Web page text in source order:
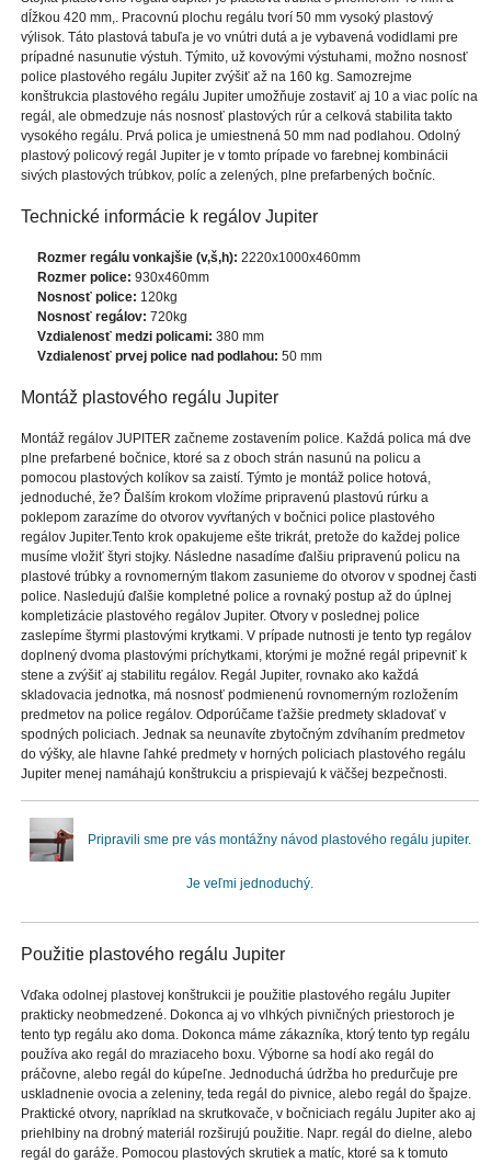
dĺžkou 420 mm,. Pracovnú plochu regálu tvorí 50 mm vysoký plastový
výlisok. Táto plastová tabuľa je vo vnútri dutá a je vybavená vodidlami pre
prípadné nasunutie výstuh. Týmito, už kovovými výstuhami, možno nosnosť
police plastového regálu Jupiter zvýšiť až na 160 kg. Samozrejme
konštrukcia plastového regálu Jupiter umožňuje zostaviť aj 10 a viac políc na
regál, ale obmedzuje nás nosnosť plastových rúr a celková stabilita takto
vysokého regálu. Prvá polica je umiestnená 50 mm nad podlahou. Odolný
plastový policový regál Jupiter je v tomto prípade vo farebnej kombinácii
sivých plastových trúbkov, políc a zelených, plne prefarbených bočníc.
Technické informácie k regálov Jupiter
Rozmer regálu vonkajšie (v,š,h): 2220x1000x460mm
Rozmer police: 930x460mm
Nosnosť police: 120kg
Nosnosť regálov: 720kg
Vzdialenosť medzi policami: 380 mm
Vzdialenosť prvej police nad podlahou: 50 mm
Montáž plastového regálu Jupiter
Montáž regálov JUPITER začneme zostavením police. Každá polica má dve
plne prefarbené bočnice, ktoré sa z oboch strán nasunú na policu a
pomocou plastových kolíkov sa zaistí. Týmto je montáž police hotová,
jednoduché, že? Ďalším krokom vložíme pripravenú plastovú rúrku a
poklepom zarazíme do otvorov vyvŕtaných v bočnici police plastového
regálov Jupiter.Tento krok opakujeme ešte trikrát, pretože do každej police
musíme vložiť štyri stojky. Následne nasadíme ďalšiu pripravenú policu na
plastové trúbky a rovnomerným tlakom zasunieme do otvorov v spodnej časti
police. Nasledujú ďalšie kompletné police a rovnaký postup až do úplnej
kompletizácie plastového regálov Jupiter. Otvory v poslednej police
zaslepíme štyrmi plastovými krytkami. V prípade nutnosti je tento typ regálov
doplnený dvoma plastovými príchytkami, ktorými je možné regál pripevniť k
stene a zvýšiť aj stabilitu regálov. Regál Jupiter, rovnako ako každá
skladovacia jednotka, má nosnosť podmienenú rovnomerným rozložením
predmetov na police regálov. Odporúčame ťažšie predmety skladovať v
spodných policiach. Jednak sa neunavíte zbytočným zdvíhaním predmetov
do výšky, ale hlavne ľahké predmety v horných policiach plastového regálu
Jupiter menej namáhajú konštrukciu a prispievajú k väčšej bezpečnosti.
Pripravili sme pre vás montážny návod plastového regálu jupiter.
Je veľmi jednoduchý.
Použitie plastového regálu Jupiter
Vďaka odolnej plastovej konštrukcii je použitie plastového regálu Jupiter
prakticky neobmedzené. Dokonca aj vo vlhkých pivničných priestoroch je
tento typ regálu ako doma. Dokonca máme zákazníka, ktorý tento typ regálu
používa ako regál do mraziaceho boxu. Výborne sa hodí ako regál do
práčovne, alebo regál do kúpeľne. Jednoduchá údržba ho predurčuje pre
uskladnenie ovocia a zeleniny, teda regál do pivnice, alebo regál do špajze.
Praktické otvory, napríklad na skrutkovače, v bočniciach regálu Jupiter ako aj
priehlbiny na drobný materiál rozširujú použitie. Napr. regál do dielne, alebo
regál do garáže. Pomocou plastových skrutiek a matíc, ktoré sa k tomuto